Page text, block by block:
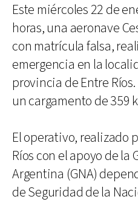
Este miércoles 22 de
horas, una aeronave
con matrícula falsa,
emergencia en la
provincia de Entre
un cargamento de 359
El operativo, realizado
Ríos con el apoyo de
Argentina (GNA)
de Seguridad de la